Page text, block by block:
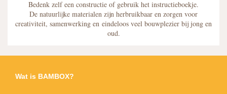
Bedenk zelf een constructie of gebruik het instructieboekje.
De natuurlijke materialen zijn herbruikbaar en zorgen voor
creativiteit, samenwerking en eindeloos veel bouwplezier bij jong en
oud.
Wat is BAMBOX?